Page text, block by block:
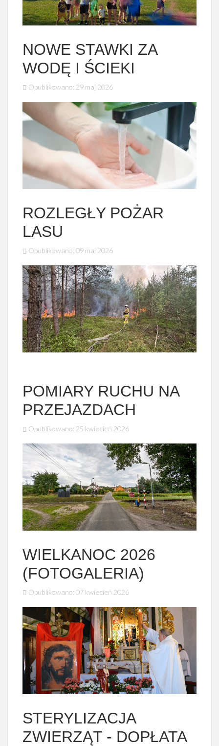
NOWE STAWKI ZA
WODĘ I ŚCIEKI
Opublikowano: 29 maj 2026
ROZLEGŁY POŻAR
LASU
Opublikowano: 09 maj 2026
POMIARY RUCHU NA
PRZEJAZDACH
Opublikowano: 25 kwiecień 2026
WIELKANOC 2026
(FOTOGALERIA)
Opublikowano: 07 kwiecień 2026
STERYLIZACJA
ZWIERZĄT - DOPŁATA